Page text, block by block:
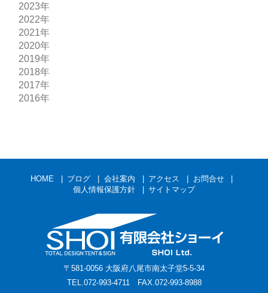
2023年
2022年
2021年
2020年
2019年
2018年
2017年
2016年
HOME ブログ 会社案内 アクセス
お問合せ
個人情報保護方針
サイトマップ
〒581-0056 大阪府八尾市南太子堂5-5-34
TEL.072-993-4711 FAX.072-993-8988